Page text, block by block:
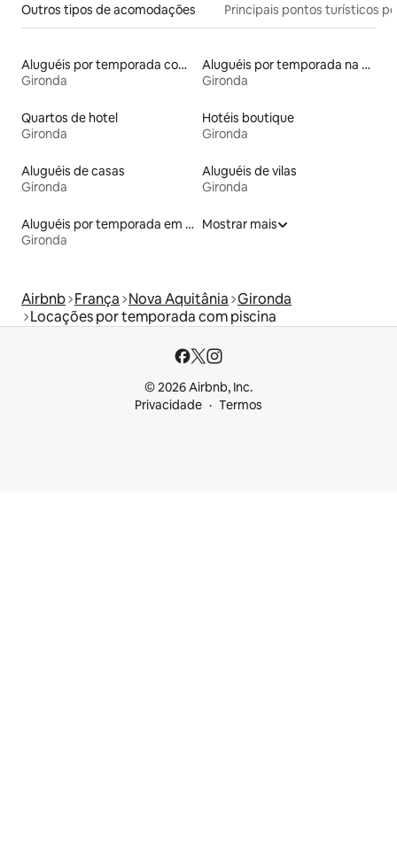
Outros tipos de acomodações Principais pontos turísticos
Aluguéis por temporada com acesso à praia
Gironda
Aluguéis por temporada na orla
Gironda
Quartos de hotel
Gironda
Hotéis boutique
Gironda
Aluguéis de casas
Gironda
Aluguéis de vilas
Gironda
Aluguéis por temporada em hotéis-fazenda
Gironda
Mostrar mais
Airbnb França Nova Aquitânia Gironda
Locações por temporada com piscina
© 2026 Airbnb, Inc.
Privacidade
Termos